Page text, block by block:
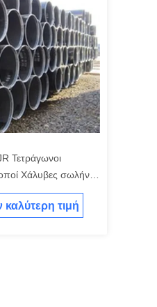
Τετράγωνοι
Χάλυβες σωλήνες
καλύτερη τιμή